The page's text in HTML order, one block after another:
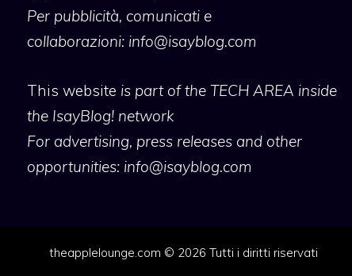
Per pubblicità, comunicati e
collaborazioni: info@isayblog.com
This website is part of the TECH AREA inside
the IsayBlog! network
For advertising, press releases and other
opportunities: info@isayblog.com
theapplelounge.com © 2026 Tutti i diritti riservati